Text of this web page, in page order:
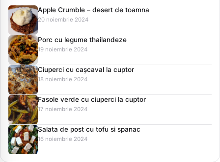
Apple Crumble – desert de toamna
20 noiembrie 2024
Porc cu legume thailandeze
19 noiembrie 2024
Ciuperci cu cașcaval la cuptor
18 noiembrie 2024
Fasole verde cu ciuperci la cuptor
17 noiembrie 2024
Salata de post cu tofu si spanac
16 noiembrie 2024